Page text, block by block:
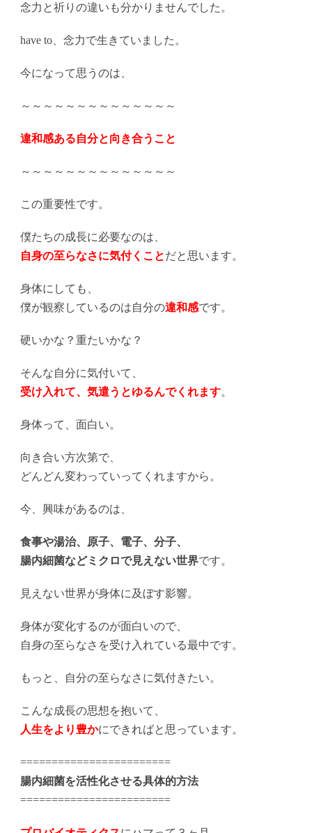
念力と祈りの違いも分かりませんでした。
have to、念力で生きていました。
今になって思うのは、
～～～～～～～～～～～～～～
違和感ある自分と向き合うこと
～～～～～～～～～～～～～～
この重要性です。
僕たちの成長に必要なのは、
自身の至らなさに気付くことだと思います。
身体にしても、
僕が観察しているのは自分の違和感です。
硬いかな？重たいかな？
そんな自分に気付いて、
受け入れて、気遣うとゆるんでくれます。
身体って、面白い。
向き合い方次第で、
どんどん変わっていってくれますから。
今、興味があるのは、
食事や湯治、原子、電子、分子、
腸内細菌などミクロで見えない世界です。
見えない世界が身体に及ぼす影響。
身体が変化するのが面白いので、
自身の至らなさを受け入れている最中です。
もっと、自分の至らなさに気付きたい。
こんな成長の思想を抱いて、
人生をより豊かにできればと思っています。
========================
腸内細菌を活性化させる具体的方法
========================